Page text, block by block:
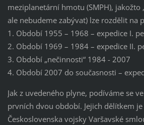
meziplanetární hmotu (SMPH), jakožto
ale nebudeme zabývat) lze rozdělit na
1. Období 1955 – 1968 – expedice I.
2. Období 1969 – 1984 – expedice II.
3. Období „nečinnosti“ 1984 - 2007
4. Období 2007 do současnosti –
Jak z uvedeného plyne, podíváme se
prvních dvou období. Jejich dělítkem
Československa vojsky Varšavské